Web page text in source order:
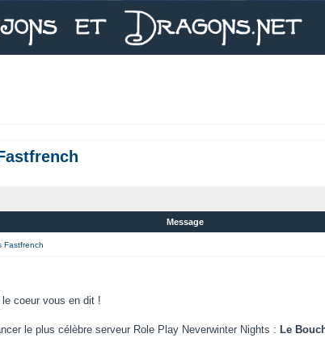
Message
Fastfrench
coeur vous en dit !
le plus célèbre serveur Role Play Neverwinter Nights : Le